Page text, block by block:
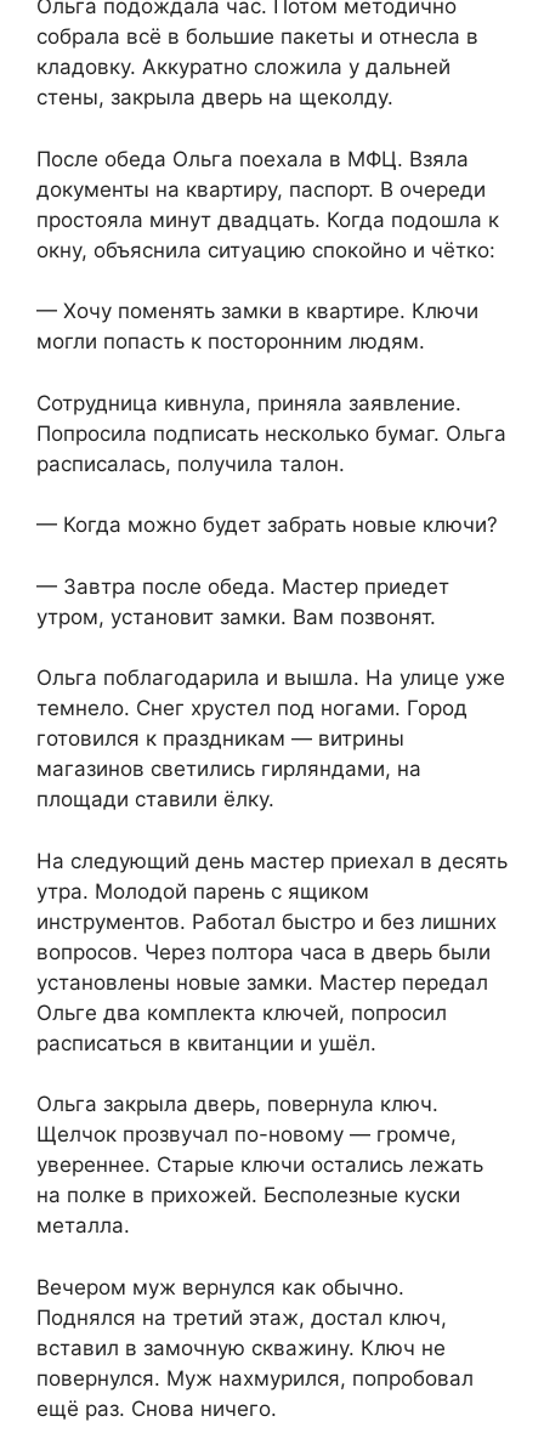
Ольга подождала час. Потом методично
собрала всё в большие пакеты и отнесла в
кладовку. Аккуратно сложила у дальней
стены, закрыла дверь на щеколду.
После обеда Ольга поехала в МФЦ. Взяла
документы на квартиру, паспорт. В очереди
простояла минут двадцать. Когда подошла к
окну, объяснила ситуацию спокойно и чётко:
— Хочу поменять замки в квартире. Ключи
могли попасть к посторонним людям.
Сотрудница кивнула, приняла заявление.
Попросила подписать несколько бумаг. Ольга
расписалась, получила талон.
— Когда можно будет забрать новые ключи?
— Завтра после обеда. Мастер приедет
утром, установит замки. Вам позвонят.
Ольга поблагодарила и вышла. На улице уже
темнело. Снег хрустел под ногами. Город
готовился к праздникам — витрины
магазинов светились гирляндами, на
площади ставили ёлку.
На следующий день мастер приехал в десять
утра. Молодой парень с ящиком
инструментов. Работал быстро и без лишних
вопросов. Через полтора часа в дверь были
установлены новые замки. Мастер передал
Ольге два комплекта ключей, попросил
расписаться в квитанции и ушёл.
Ольга закрыла дверь, повернула ключ.
Щелчок прозвучал по-новому — громче,
увереннее. Старые ключи остались лежать
на полке в прихожей. Бесполезные куски
металла.
Вечером муж вернулся как обычно.
Поднялся на третий этаж, достал ключ,
вставил в замочную скважину. Ключ не
повернулся. Муж нахмурился, попробовал
ещё раз. Снова ничего.